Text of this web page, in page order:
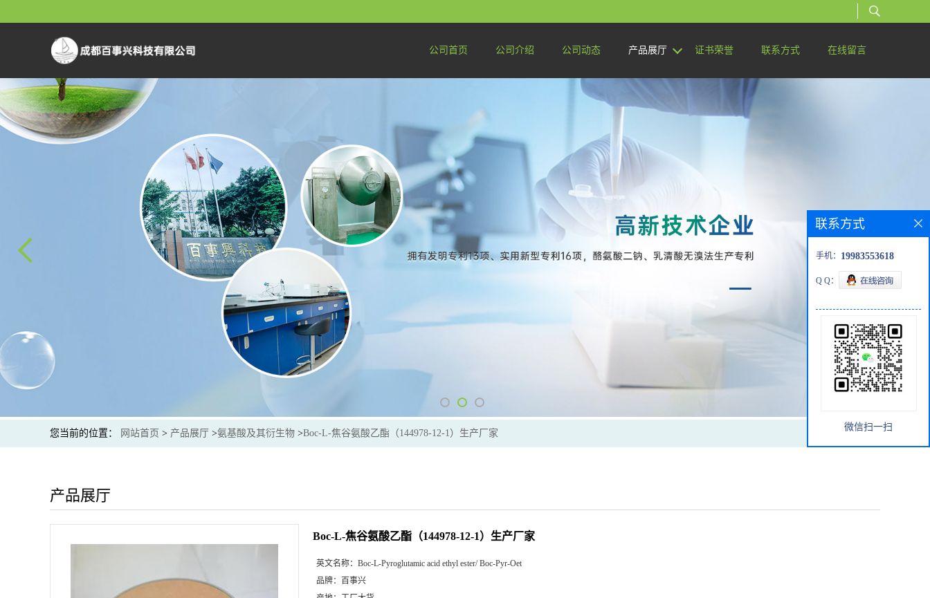
公司首页 公司介绍 公司动态 产品展厅 证书荣誉 联系方式 在线留言
您当前的位置： 网站首页 > 产品展厅 >氨基酸及其衍生物 >Boc-L-焦谷氨酸乙酯（144978-12-1）生产厂家
产品展厅
Boc-L-焦谷氨酸乙酯（144978-12-1）生产厂家
英文名称： Boc-L-Pyroglutamic acid ethyl ester/ Boc-Pyr-Oet
品牌：
百事兴
联系方式
手机： 19983553618
Q Q：
微信扫一扫